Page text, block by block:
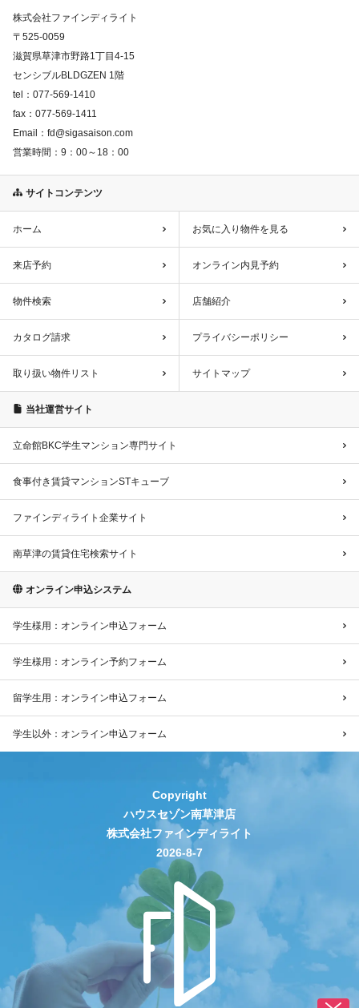
株式会社ファインディライト
〒 525-0059
滋賀県草津市野路1丁目4-15
センシブルBLDGZEN 1階
tel： 077-569-1410
fax： 077-569-1411
Email： fd@sigasaison.com
営業時間： 9：00～18：00
サイトコンテンツ
ホーム お気に入り物件を見る
来店予約 オンライン内見予約
物件検索 店舗紹介
カタログ請求 プライバシーポリシー
取り扱い物件リスト サイトマップ
当社運営サイト
立命館BKC学生マンション専門サイト
食事付き賃貸マンションSTキューブ
ファインディライト企業サイト
南草津の賃貸住宅検索サイト
オンライン申込システム
学生様用：オンライン申込フォーム
学生様用：オンライン予約フォーム
留学生用：オンライン申込フォーム
学生以外：オンライン申込フォーム
Copyright
ハウスセゾン南草津店
株式会社ファインディライト
2026-8-7